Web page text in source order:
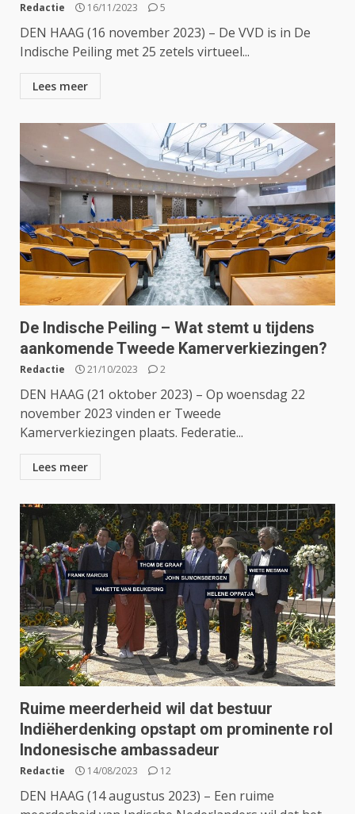
Redactie 16/11/2023 5
DEN HAAG (16 november 2023) – De VVD is in De
Indische Peiling met 25 zetels virtueel...
Lees meer
De Indische Peiling – Wat stemt u tijdens
aankomende Tweede Kamerverkiezingen?
Redactie 21/10/2023 2
DEN HAAG (21 oktober 2023) – Op woensdag 22
november 2023 vinden er Tweede
Kamerverkiezingen plaats. Federatie...
Lees meer
Ruime meerderheid wil dat bestuur
Indiëherdenking opstapt om prominente rol
Indonesische ambassadeur
Redactie 14/08/2023 12
DEN HAAG (14 augustus 2023) – Een ruime